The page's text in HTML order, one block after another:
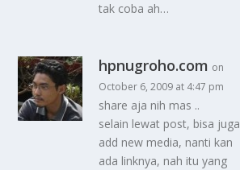
tak coba ah…
hpnugroho.com on
October 6, 2009 at 4:47 pm
share aja nih mas ..
selain lewat post, bisa juga
add new media, nanti kan
ada linknya, nah itu yang